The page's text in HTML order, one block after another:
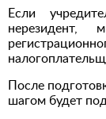
Если
После
шагом будет